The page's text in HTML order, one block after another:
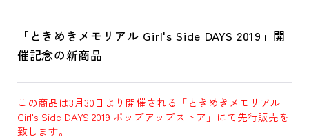
「ときめきメモリアル Girl's Side DAYS 2019」開
催記念の新商品
この商品は3月30日より開催される「ときめきメモリアル
Girl's Side DAYS 2019 ポップアップストア」にて先行販売を
致します。